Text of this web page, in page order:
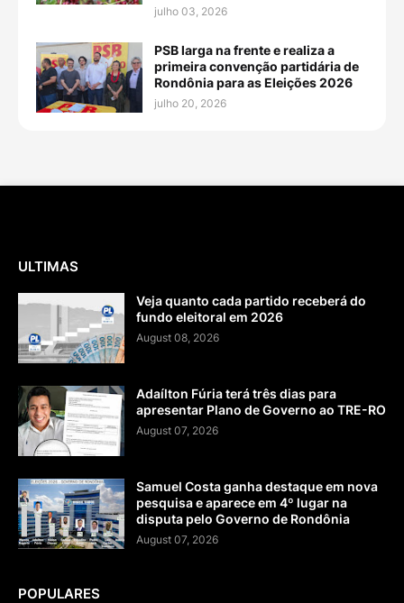
julho 03, 2026
PSB larga na frente e realiza a
primeira convenção partidária de
Rondônia para as Eleições 2026
julho 20, 2026
ULTIMAS
Veja quanto cada partido receberá do
fundo eleitoral em 2026
August 08, 2026
Adaílton Fúria terá três dias para
apresentar Plano de Governo ao TRE-RO
August 07, 2026
Samuel Costa ganha destaque em nova
pesquisa e aparece em 4º lugar na
disputa pelo Governo de Rondônia
August 07, 2026
POPULARES